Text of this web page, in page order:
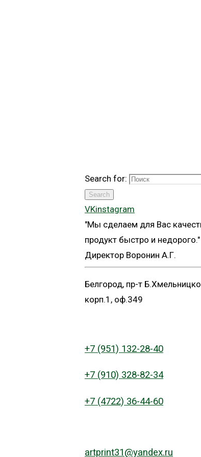
Search for:
Search
VKinstagram
"Мы сделаем для Вас
продукт быстро и недорого."
Директор Воронин А.Г.
Белгород, пр-т
корп.1, оф.349
+7 (951) 132-28-40
+7 (910) 328-82-34
+7 (4722) 36-44-60
artprint31@yandex.ru